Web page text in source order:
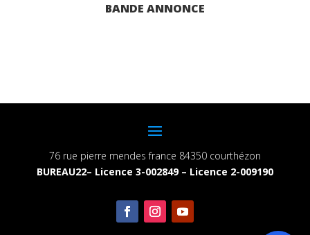
BANDE ANNONCE
76 rue pierre mendes france 84350 courthézon
BUREAU22– Licence 3-002849 – Licence 2-009190